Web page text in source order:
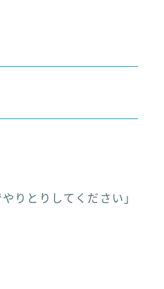
りとりしてください」